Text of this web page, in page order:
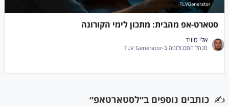
סטארט-אפ מהבית: מתכון לימי הקורונה
אלי סוויד
מנהל הטכנולוגיה ב-TLV Generator
✍️ כותבים נוספים ב״לסטארטאפ״